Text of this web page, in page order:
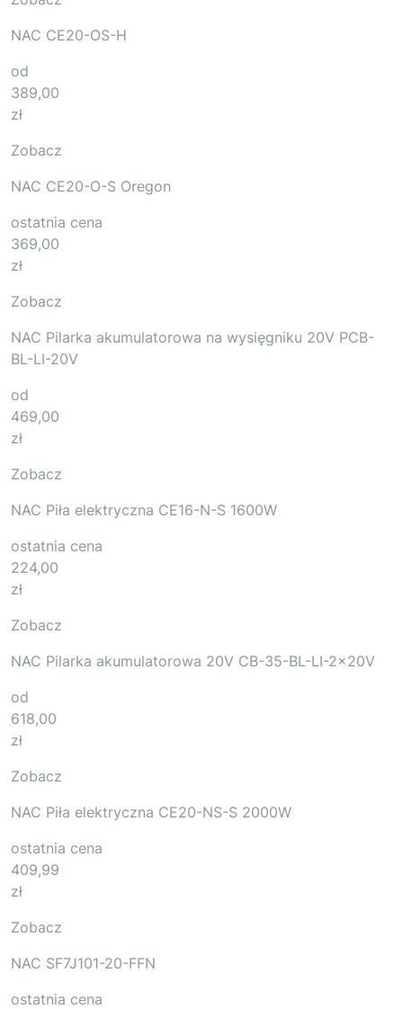
NAC CE20-OS-H
od
389,00
zł
Zobacz
NAC CE20-O-S Oregon
ostatnia cena
369,00
zł
Zobacz
NAC Pilarka akumulatorowa na wysięgniku 20V PCB-
BL-LI-20V
od
469,00
zł
Zobacz
NAC Piła elektryczna CE16-N-S 1600W
ostatnia cena
224,00
zł
Zobacz
NAC Pilarka akumulatorowa 20V CB-35-BL-LI-2x20V
od
618,00
zł
Zobacz
NAC Piła elektryczna CE20-NS-S 2000W
ostatnia cena
409,99
zł
Zobacz
NAC SF7J101-20-FFN
ostatnia cena